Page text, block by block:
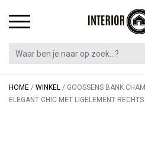
HOME / WINKEL / GOOSSENS BANK
ELEGANT CHIC MET LIGELEMENT RECHTS